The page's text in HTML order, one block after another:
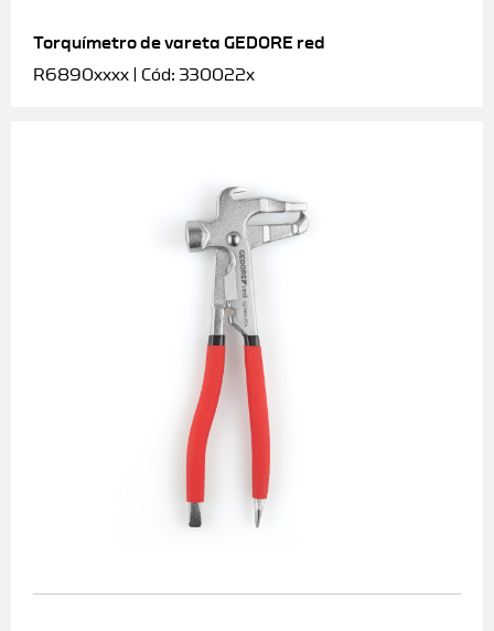
Torquímetro de vareta GEDORE red
R6890xxxx | Cód: 330022x